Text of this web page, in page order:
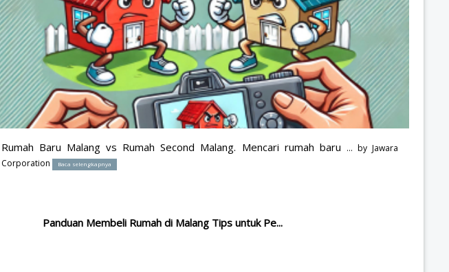
Rumah Baru Malang vs Rumah Second Malang. Mencari rumah baru ... by Jawara
Corporation
Baca selengkapnya
Panduan Membeli Rumah di Malang Tips untuk Pe...